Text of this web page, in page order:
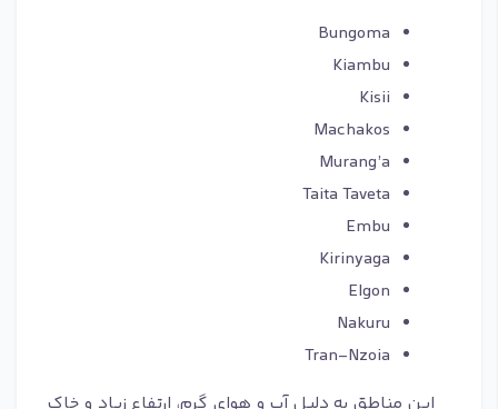
Bungoma
Kiambu
Kisii
Machakos
Murang’a
Taita Taveta
Embu
Kirinyaga
Elgon
Nakuru
Tran-Nzoia
این مناطق به دلیل آب و هوای گرم، ارتفاع زیاد و خاک